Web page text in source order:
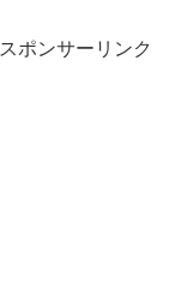
スポンサーリンク